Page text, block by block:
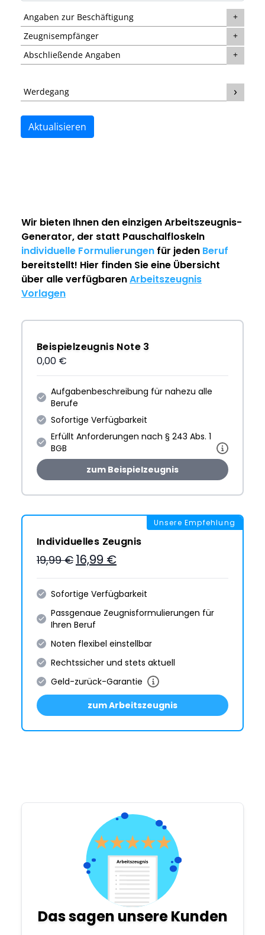
Angaben zur Beschäftigung
Zeugnisempfänger
Abschließende Angaben
Werdegang
Aktualisieren
Wir bieten Ihnen den einzigenArbeitszeugnis-
Generator, der statt Pauschalfloskeln
individuelle Formulierungen für jeden Beruf
bereitstellt! Hier finden Sie eine Übersicht
über alle verfügbarenArbeitszeugnis
Vorlagen
Beispielzeugnis Note 3
0,00 €
Aufgabenbeschreibung für nahezu alle
Berufe
Sofortige Verfügbarkeit
Erfüllt Anforderungen nach § 243 Abs. 1
BGB
zum Beispielzeugnis
Unsere Empfehlung
Individuelles Zeugnis
19,99 € 16,99 €
Sofortige Verfügbarkeit
Passgenaue Zeugnis­formulie­rungen für
Ihren Beruf
Noten flexibel einstellbar
Rechtssicher und stets aktuell
Geld-zurück-Garantie
zum Arbeitszeugnis
Das sagen unsere Kunden